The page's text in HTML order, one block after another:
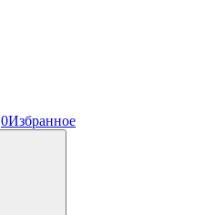
0Избранное